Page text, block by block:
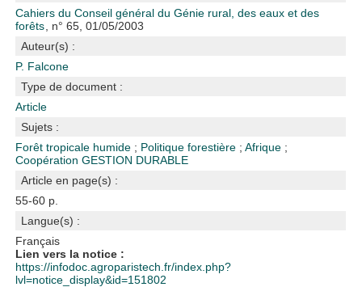
Cahiers du Conseil général du Génie rural, des eaux et des
forêts , n° 65, 01/05/2003
Auteur(s) :
P. Falcone
Type de document :
Article
Sujets :
Forêt tropicale humide ; Politique forestière ;Afrique ;
CoopérationGESTION DURABLE
Article en page(s) :
55-60 p.
Langue(s) :
Français
Lien vers la notice :
https://infodoc.agroparistech.fr/index.php?
lvl=notice_display&id=151802